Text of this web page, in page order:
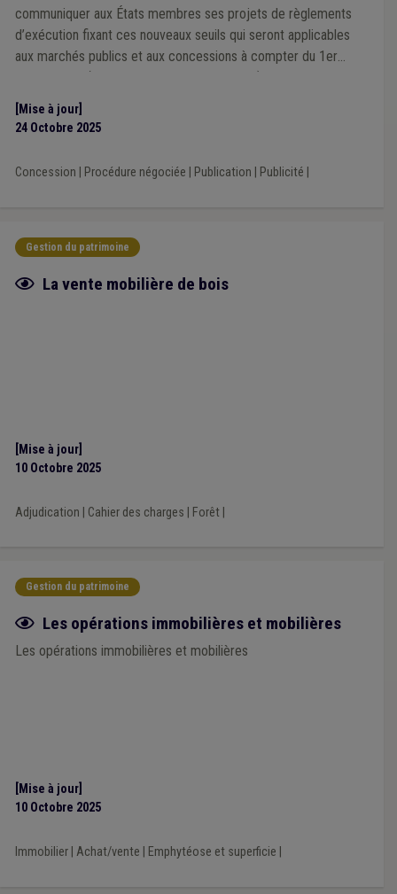
communiquer aux États membres ses projets de règlements
d’exécution fixant ces nouveaux seuils qui seront applicables
aux marchés publics et aux concessions à compter du 1er
[Mise à jour]
24 Octobre 2025
Concession Procédure négociée Publication Publicité
Gestion du patrimoine
Fiche focus
La vente mobilière de bois
[Mise à jour]
10 Octobre 2025
Adjudication Cahier des charges Forêt|
Gestion du patrimoine
Fiche focus
Les opérations immobilières et mobilières
Les opérations immobilières et mobilières
[Mise à jour]
10 Octobre 2025
Immobilier| Achat/vente Emphytéose et superficie